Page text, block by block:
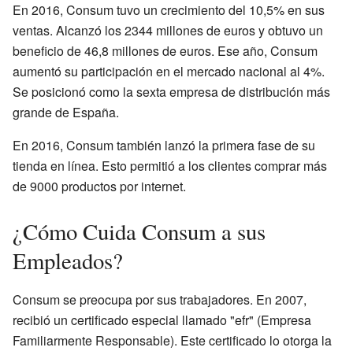
En 2016, Consum tuvo un crecimiento del 10,5% en sus
ventas. Alcanzó los 2344 millones de euros y obtuvo un
beneficio de 46,8 millones de euros. Ese año, Consum
aumentó su participación en el mercado nacional al 4%.
Se posicionó como la sexta empresa de distribución más
grande de España.
En 2016, Consum también lanzó la primera fase de su
tienda en línea. Esto permitió a los clientes comprar más
de 9000 productos por internet.
¿Cómo Cuida Consum a sus
Empleados?
Consum se preocupa por sus trabajadores. En 2007,
recibió un certificado especial llamado "efr" (Empresa
Familiarmente Responsable). Este certificado lo otorga la